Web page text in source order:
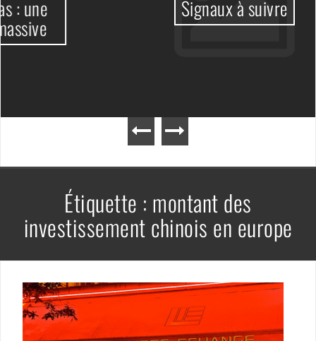
Signaux à suivre
Étiquette : montant des
investissement chinois en europe